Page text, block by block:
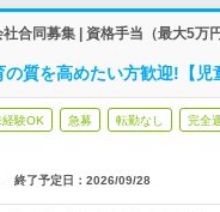
合同募集 | 資格手当（最大5万
質を高めたい方歓迎!【児
験OK 急募 転勤なし 完全
終了予定日： 2026/09/28